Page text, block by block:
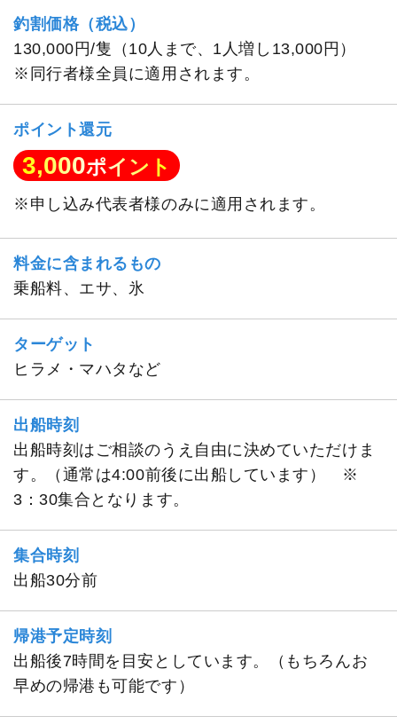
釣割価格（税込）
130,000円/隻（10人まで、1人増し13,000円）
※同行者様全員に適用されます。
ポイント還元
3,000ポイント
※申し込み代表者様のみに適用されます。
料金に含まれるもの
乗船料、エサ、氷
ターゲット
ヒラメ・マハタなど
出船時刻
出船時刻はご相談のうえ自由に決めていただけま
す。（通常は4:00前後に出船しています） ※
3：30集合となります。
集合時刻
出船30分前
帰港予定時刻
出船後7時間を目安としています。（もちろんお
早めの帰港も可能です）